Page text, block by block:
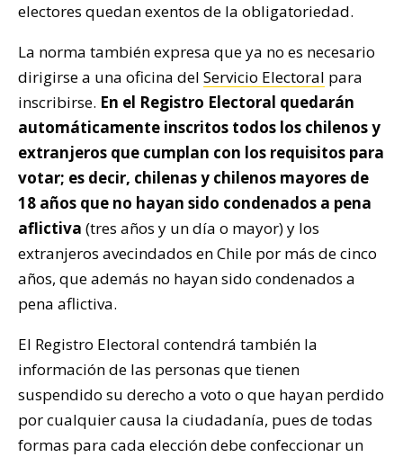
electores quedan exentos de la obligatoriedad.
La norma también expresa que ya no es necesario
dirigirse a una oficina del Servicio Electoral para
inscribirse. En el Registro Electoral quedarán
automáticamente inscritos todos los chilenos y
extranjeros que cumplan con los requisitos para
votar; es decir, chilenas y chilenos mayores de
18 años que no hayan sido condenados a pena
aflictiva (tres años y un día o mayor) y los
extranjeros avecindados en Chile por más de cinco
años, que además no hayan sido condenados a
pena aflictiva.
El Registro Electoral contendrá también la
información de las personas que tienen
suspendido su derecho a voto o que hayan perdido
por cualquier causa la ciudadanía, pues de todas
formas para cada elección debe confeccionar un